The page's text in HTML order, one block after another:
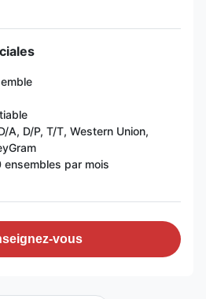
A, D/P, T/T, Western Union,
ensembles par mois
vous